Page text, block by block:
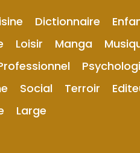
Dictionnaire
Loisir Manga
Social Terroir
Large